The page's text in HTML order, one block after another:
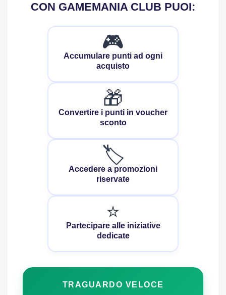
CON GAMEMANIA CLUB PUOI:
🎮
Accumulare punti ad ogni
acquisto
🎁
Convertire i punti in voucher
sconto
🏷️
Accedere a promozioni
riservate
⭐
Partecipare alle iniziative
dedicate
TRAGUARDO VELOCE